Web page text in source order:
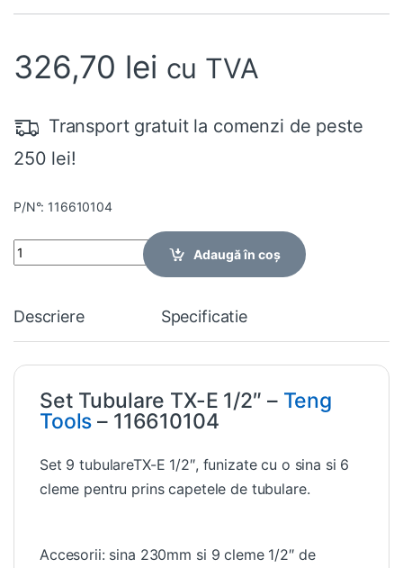
326,70 lei cu TVA
Transport gratuit la comenzi de peste
250 lei!
P/N°: 116610104
Quantity
Adaugă în coș
Descriere Specificatie
Set Tubulare TX-E 1/2″ – Teng
Tools – 116610104
Set 9 tubulareTX-E 1/2″, funizate cu o sina si 6
cleme pentru prins capetele de tubulare.
Accesorii: sina 230mm si 9 cleme 1/2″ de